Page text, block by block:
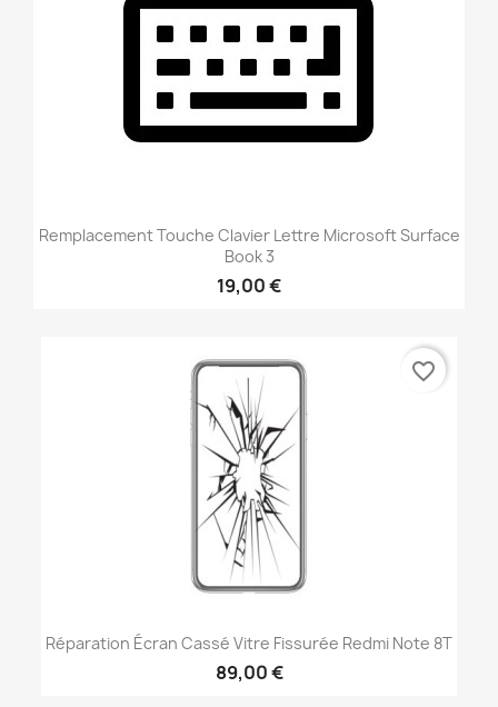
Remplacement Touche Clavier Lettre Microsoft Surface
Book 3
19,00 €
Réparation Écran Cassé Vitre Fissurée Redmi Note 8T
89,00 €
favorite_border